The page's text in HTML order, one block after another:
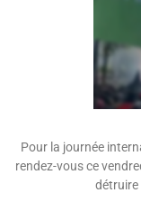
Pour la journée
rendez-vous ce
détruire